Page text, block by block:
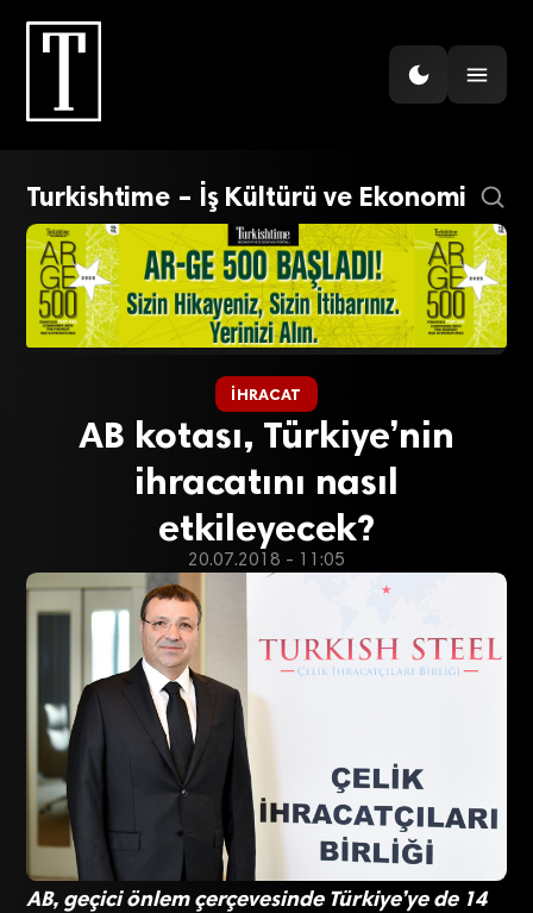
Turkishtime – İş Kültürü ve Ekonomi
İHRACAT
AB kotası, Türkiye’nin
ihracatını nasıl
etkileyecek?
20.07.2018 - 11:05
AB, geçici önlem çerçevesinde Türkiye’ye de 14